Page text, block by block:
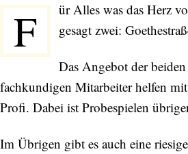
F
ür Alles was das Herz
gesagt zwei:
Das Angebot der
fachkundigen Mitarbeiter helfen
Profi. Dabei ist Probespielen
Im Übrigen gibt es auch eine